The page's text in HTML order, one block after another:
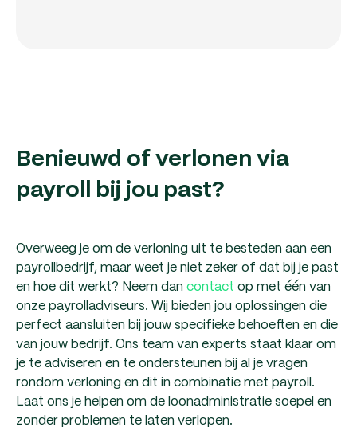
Benieuwd of verlonen via
payroll bij jou past?
Overweeg je om de verloning uit te besteden aan een
payrollbedrijf, maar weet je niet zeker of dat bij je past
en hoe dit werkt? Neem dan contact op met één van
onze payrolladviseurs. Wij bieden jou oplossingen die
perfect aansluiten bij jouw specifieke behoeften en die
van jouw bedrijf. Ons team van experts staat klaar om
je te adviseren en te ondersteunen bij al je vragen
rondom verloning en dit in combinatie met payroll.
Laat ons je helpen om de loonadministratie soepel en
zonder problemen te laten verlopen.